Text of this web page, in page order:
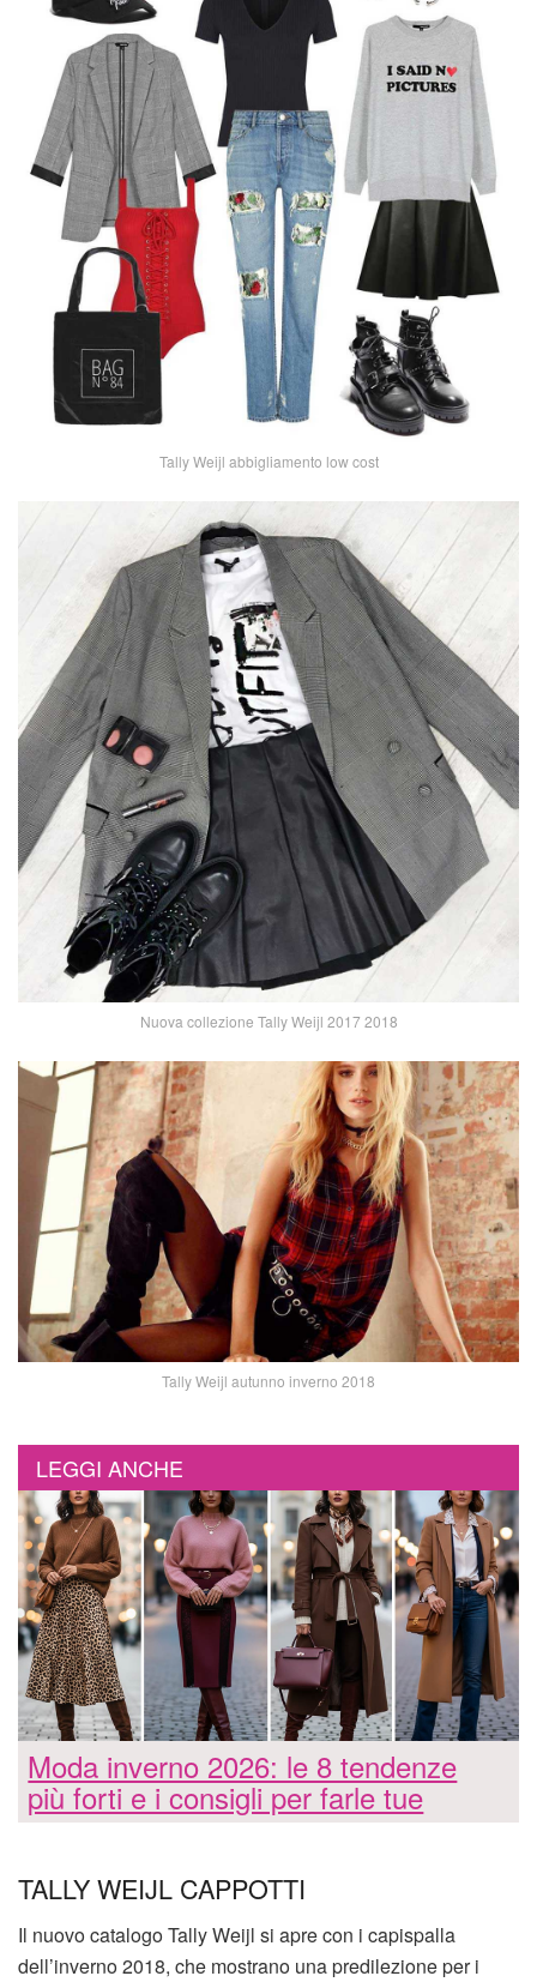
Tally Weijl abbigliamento low cost
Nuova collezione Tally Weijl 2017 2018
Tally Weijl autunno inverno 2018
LEGGI ANCHE
Moda inverno 2026: le 8 tendenze
più forti e i consigli per farle tue
TALLY WEIJL CAPPOTTI
Il nuovo catalogo Tally Weijl si apre con i capispalla
dell’inverno 2018, che mostrano una predilezione per i